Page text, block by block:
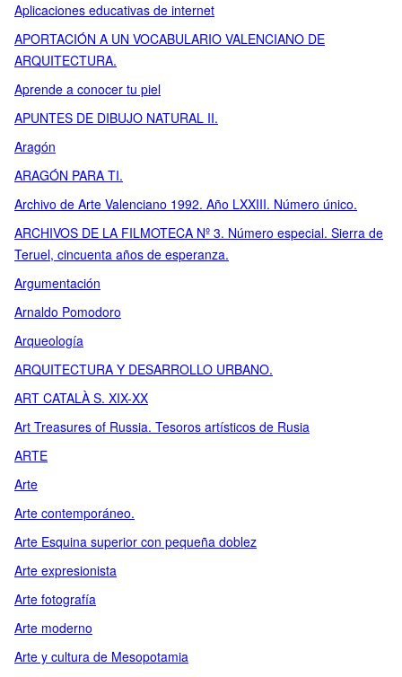
Aplicaciones educativas de internet
APORTACIÓN A UN VOCABULARIO VALENCIANO DE
ARQUITECTURA.
Aprende a conocer tu piel
APUNTES DE DIBUJO NATURAL II.
Aragón
ARAGÓN PARA TI.
Archivo de Arte Valenciano 1992. Año LXXIII. Número único.
ARCHIVOS DE LA FILMOTECA Nº 3. Número especial. Sierra de
Teruel, cincuenta años de esperanza.
Argumentación
Arnaldo Pomodoro
Arqueología
ARQUITECTURA Y DESARROLLO URBANO.
ART CATALÀ S. XIX-XX
Art Treasures of Russia. Tesoros artísticos de Rusia
ARTE
Arte
Arte contemporáneo.
Arte Esquina superior con pequeña doblez
Arte expresionista
Arte fotografía
Arte moderno
Arte y cultura de Mesopotamia